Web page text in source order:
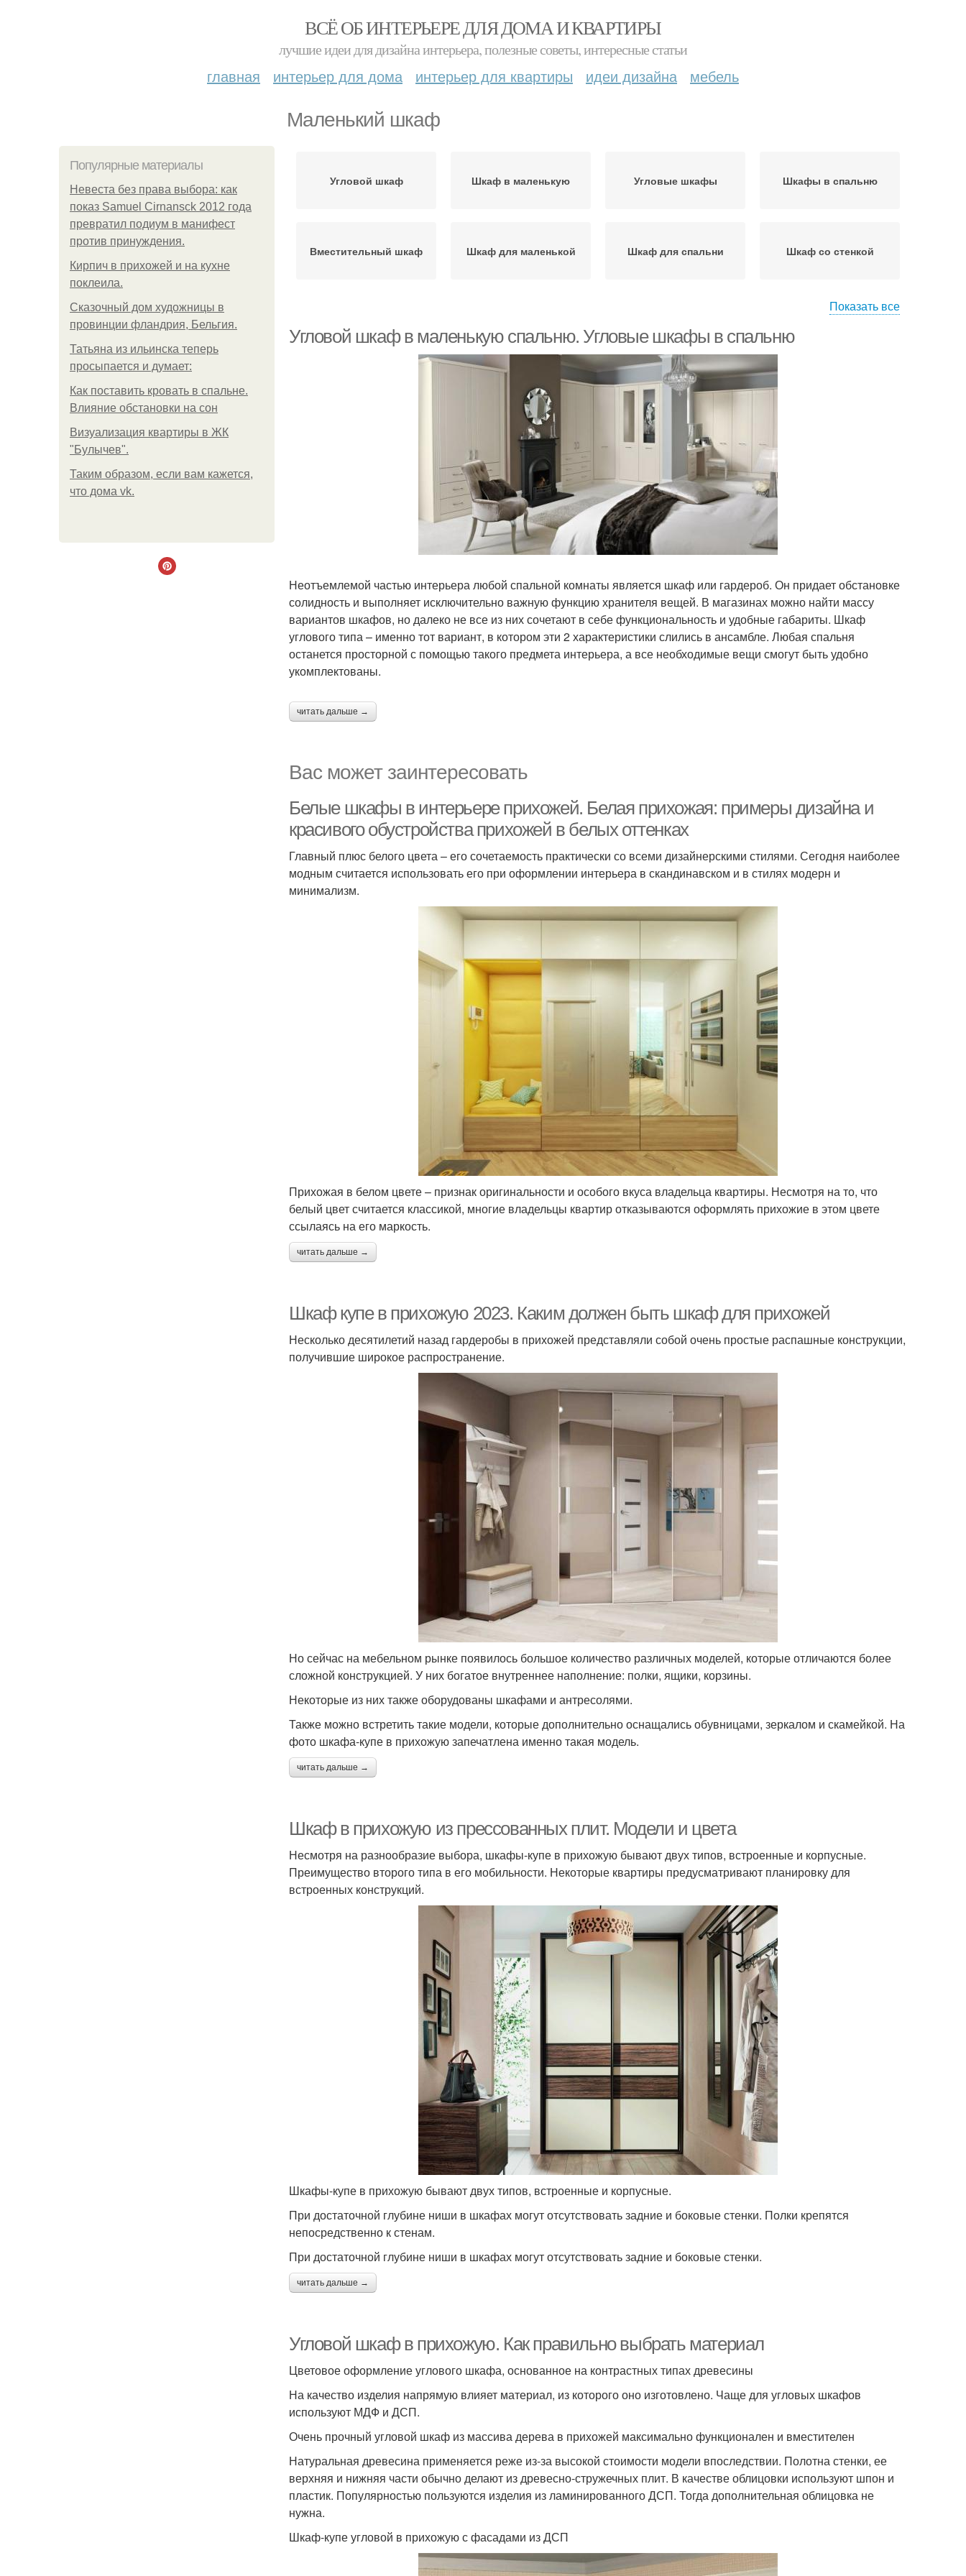
ВСЁ ОБ ИНТЕРЬЕРЕ ДЛЯ ДОМА И КВАРТИРЫ
лучшие идеи для дизайна интерьера, полезные советы, интересные статьи
главная интерьер для дома интерьер для квартиры идеи дизайна мебель
Маленький шкаф
Популярные материалы
Невеста без права выбора: как
показ Samuel Cirnansck 2012 года
превратил подиум в манифест
против принуждения.
Кирпич в прихожей и на кухне
поклеила.
Сказочный дом художницы в
провинции фландрия, Бельгия.
Татьяна из ильинска теперь
просыпается и думает:
Как поставить кровать в спальне.
Влияние обстановки на сон
Визуализация квартиры в ЖК
"Булычев".
Таким образом, если вам кажется,
что дома vk.
Угловой шкаф Шкаф в маленькую Угловые шкафы Шкафы в спальню
Вместительный шкаф Шкаф для маленькой Шкаф для спальни Шкаф со стенкой
Показать все
Угловой шкаф в маленькую спальню. Угловые шкафы в спальню
Неотъемлемой частью интерьера любой спальной комнаты является шкаф или гардероб. Он придает обстановке
солидность и выполняет исключительно важную функцию хранителя вещей. В магазинах можно найти массу
вариантов шкафов, но далеко не все из них сочетают в себе функциональность и удобные габариты. Шкаф
углового типа – именно тот вариант, в котором эти 2 характеристики слились в ансамбле. Любая спальня
останется просторной с помощью такого предмета интерьера, а все необходимые вещи смогут быть удобно
укомплектованы.
читать дальше →
Вас может заинтересовать
Белые шкафы в интерьере прихожей. Белая прихожая: примеры дизайна и
красивого обустройства прихожей в белых оттенках
Главный плюс белого цвета – его сочетаемость практически со всеми дизайнерскими стилями. Сегодня наиболее
модным считается использовать его при оформлении интерьера в скандинавском и в стилях модерн и
минимализм.
Прихожая в белом цвете – признак оригинальности и особого вкуса владельца квартиры. Несмотря на то, что
белый цвет считается классикой, многие владельцы квартир отказываются оформлять прихожие в этом цвете
ссылаясь на его маркость.
читать дальше →
Шкаф купе в прихожую 2023. Каким должен быть шкаф для прихожей
Несколько десятилетий назад гардеробы в прихожей представляли собой очень простые распашные конструкции,
получившие широкое распространение.
Но сейчас на мебельном рынке появилось большое количество различных моделей, которые отличаются более
сложной конструкцией. У них богатое внутреннее наполнение: полки, ящики, корзины.
Некоторые из них также оборудованы шкафами и антресолями.
Также можно встретить такие модели, которые дополнительно оснащались обувницами, зеркалом и скамейкой. На
фото шкафа-купе в прихожую запечатлена именно такая модель.
читать дальше →
Шкаф в прихожую из прессованных плит. Модели и цвета
Несмотря на разнообразие выбора, шкафы-купе в прихожую бывают двух типов, встроенные и корпусные.
Преимущество второго типа в его мобильности. Некоторые квартиры предусматривают планировку для
встроенных конструкций.
Шкафы-купе в прихожую бывают двух типов, встроенные и корпусные.
При достаточной глубине ниши в шкафах могут отсутствовать задние и боковые стенки. Полки крепятся
непосредственно к стенам.
При достаточной глубине ниши в шкафах могут отсутствовать задние и боковые стенки.
читать дальше →
Угловой шкаф в прихожую. Как правильно выбрать материал
Цветовое оформление углового шкафа, основанное на контрастных типах древесины
На качество изделия напрямую влияет материал, из которого оно изготовлено. Чаще для угловых шкафов
используют МДФ и ДСП.
Очень прочный угловой шкаф из массива дерева в прихожей максимально функционален и вместителен
Натуральная древесина применяется реже из-за высокой стоимости модели впоследствии. Полотна стенки, ее
верхняя и нижняя части обычно делают из древесно-стружечных плит. В качестве облицовки используют шпон и
пластик. Популярностью пользуются изделия из ламинированного ДСП. Тогда дополнительная облицовка не
нужна.
Шкаф-купе угловой в прихожую с фасадами из ДСП